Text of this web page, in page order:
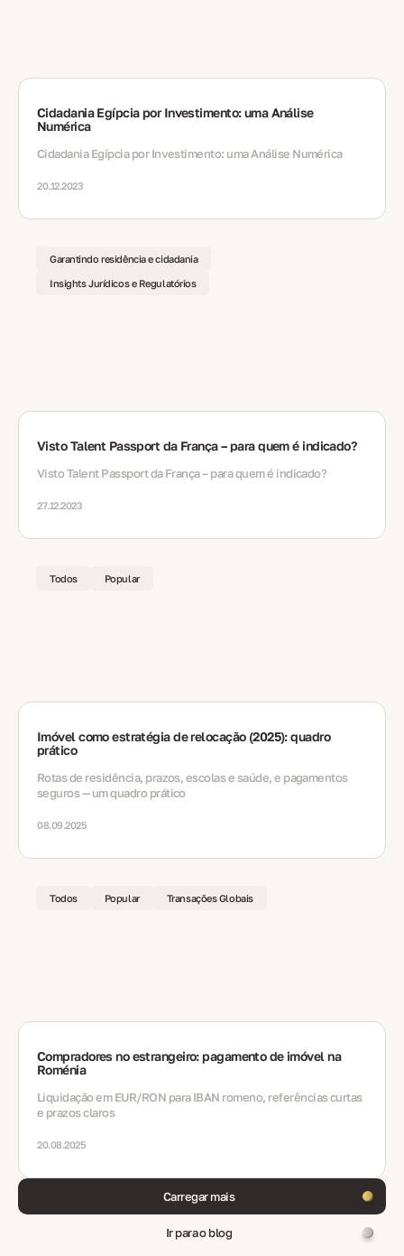
Cidadania Egípcia por Investimento: uma Análise
Numérica
Cidadania Egípcia por Investimento: uma Análise Numérica
20.12.2023
Garantindo residência e cidadania
Insights Jurídicos e Regulatórios
Visto Talent Passport da França – para quem é indicado?
Visto Talent Passport da França – para quem é indicado?
27.12.2023
Todos Popular
Imóvel como estratégia de relocação (2025): quadro
prático
Rotas de residência, prazos, escolas e saúde, e pagamentos
seguros — um quadro prático
08.09.2025
Todos Popular Transações Globais
Compradores no estrangeiro: pagamento de imóvel na
Roménia
Liquidação em EUR/RON para IBAN romeno, referências curtas
e prazos claros
20.08.2025
Carregar mais
Ir para o blog